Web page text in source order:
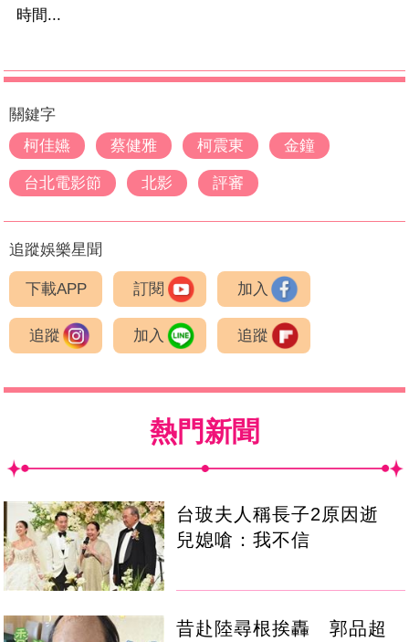
時間...
關鍵字
柯佳嬿
蔡健雅 柯震東 金鐘
台北電影節 北影 評審
追蹤娛樂星聞
下載APP 訂閱 加入
追蹤 加入 追蹤
熱門新聞
台玻夫人稱長子2原因逝
兒媳嗆：我不信
昔赴陸尋根挨轟 郭品超